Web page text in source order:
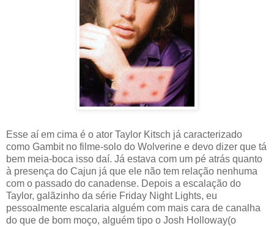
Esse aí em cima é o ator Taylor Kitsch já caracterizado
como Gambit no filme-solo do Wolverine e devo dizer que tá
bem meia-boca isso daí. Já estava com um pé atrás quanto
à presença do Cajun já que ele não tem relação nenhuma
com o passado do canadense. Depois a escalação do
Taylor, galãzinho da série Friday Night Lights, eu
pessoalmente escalaria alguém com mais cara de canalha
do que de bom moço, alguém tipo o Josh Holloway(o